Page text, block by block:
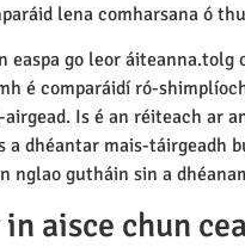
lena comharsana ó
easpa go leor
é comparáidí ró-
Is é an réiteach ar
a dhéantar mais-táirgeadh
gutháin sin a
aisce chun